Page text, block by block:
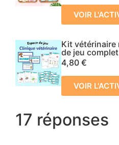
VOIR
Kit vétérinaire
de jeu
4,80 €
VOIR
17 réponses